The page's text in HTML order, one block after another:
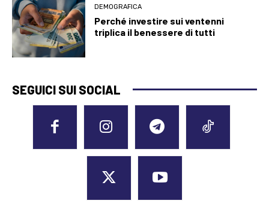
DEMOGRAFICA
Perché investire sui ventenni
triplica il benessere di tutti
SEGUICI SUI SOCIAL